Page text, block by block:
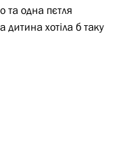
та одна пєтля
дитина хотіла б таку